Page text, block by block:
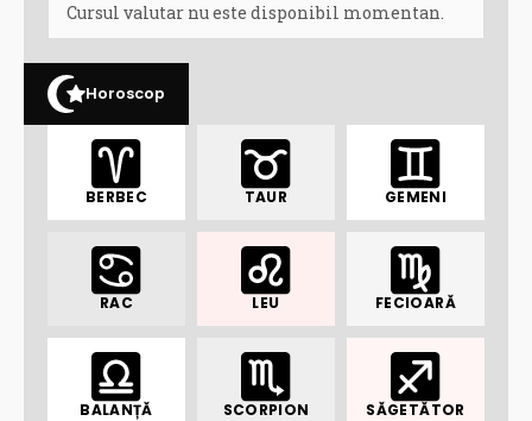
Cursul valutar nu este disponibil momentan.
Horoscop
BERBEC TAUR GEMENI
RAC LEU FECIOARĂ
BALANȚĂ SCORPION SĂGETĂTOR